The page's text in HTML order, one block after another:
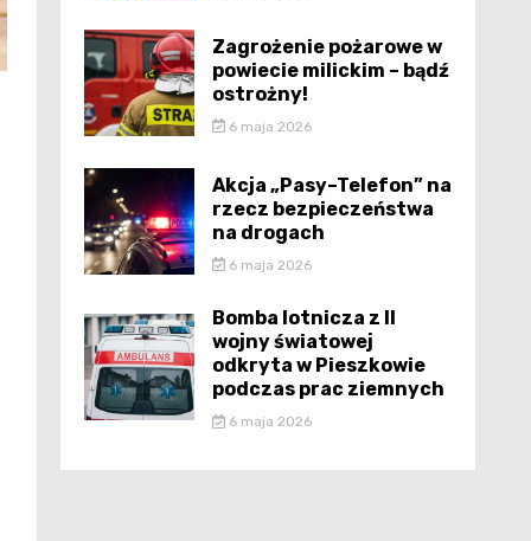
Zagrożenie pożarowe w
powiecie milickim – bądź
ostrożny!
6 maja 2026
Akcja „Pasy–Telefon” na
rzecz bezpieczeństwa
na drogach
6 maja 2026
Bomba lotnicza z II
wojny światowej
odkryta w Pieszkowie
podczas prac ziemnych
6 maja 2026